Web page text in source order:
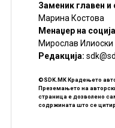
Заменик главен и
Марина Костова
Менаџер на
Мирослав Илиоски
Редакцијa:
©SDK.MK Крадењето
Преземањето на
страница е дозволено
содржината што се